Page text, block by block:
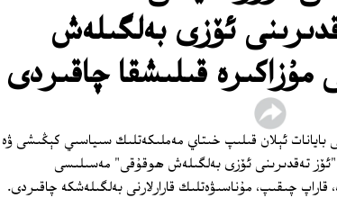
ئۆزى بەلگىلەش
قىلىشقا چاقىردى
بايانات ئېلان قىلىپ خىتاي مەملىكەتلىك سىياسىي كېڭىشى ۋە
"ئۆز تەقدىرىنى ئۆزى بەلگىلەش ھوقۇقى" مەسىلىسى
چىقىپ، مۇناسىۋەتلىك قارارلارنى بەلگىلەشكە چاقىردى.